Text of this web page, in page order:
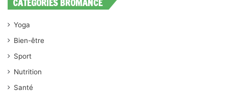
Yoga
Bien-être
Sport
Nutrition
Santé